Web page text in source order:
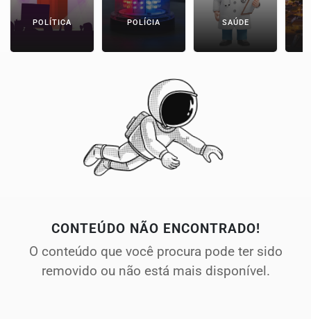
POLÍTICA POLÍCIA SAÚDE
CONTEÚDO NÃO ENCONTRADO!
O conteúdo que você procura pode ter sido
removido ou não está mais disponível.